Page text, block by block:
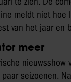
meldt niet
van het jaar en
meer
seizoenen.